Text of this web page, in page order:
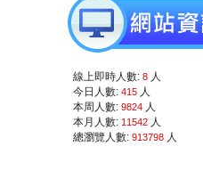
線上即時人數: 8 人
今日人數: 415 人
本周人數: 9824 人
本月人數: 11542 人
總瀏覽人數: 913798 人